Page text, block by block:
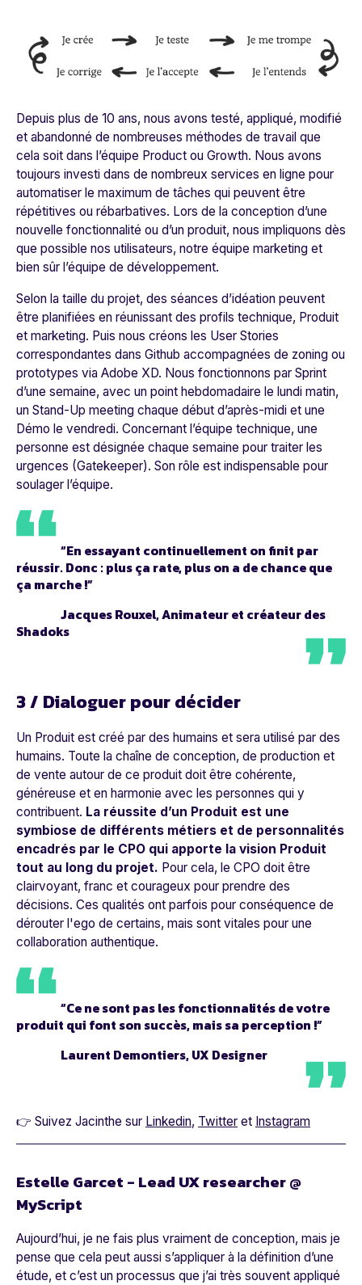
Depuis plus de 10 ans, nous avons testé, appliqué, modifié
et abandonné de nombreuses méthodes de travail que
cela soit dans l’équipe Product ou Growth. Nous avons
toujours investi dans de nombreux services en ligne pour
automatiser le maximum de tâches qui peuvent être
répétitives ou rébarbatives. Lors de la conception d’une
nouvelle fonctionnalité ou d’un produit, nous impliquons dès
que possible nos utilisateurs, notre équipe marketing et
bien sûr l’équipe de développement.
Selon la taille du projet, des séances d’idéation peuvent
être planifiées en réunissant des profils technique, Produit
et marketing. Puis nous créons les User Stories
correspondantes dans Github accompagnées de zoning ou
prototypes via Adobe XD. Nous fonctionnons par Sprint
d’une semaine, avec un point hebdomadaire le lundi matin,
un Stand-Up meeting chaque début d’après-midi et une
Démo le vendredi. Concernant l’équipe technique, une
personne est désignée chaque semaine pour traiter les
urgences (Gatekeeper). Son rôle est indispensable pour
soulager l’équipe.
“En essayant continuellement on finit par
réussir. Donc : plus ça rate, plus on a de chance que
ça marche !”
Jacques Rouxel, Animateur et créateur des
Shadoks
3 / Dialoguer pour décider
Un Produit est créé par des humains et sera utilisé par des
humains. Toute la chaîne de conception, de production et
de vente autour de ce produit doit être cohérente,
généreuse et en harmonie avec les personnes qui y
contribuent. La réussite d’un Produit est une
symbiose de différents métiers et de personnalités
encadrés par le CPO qui apporte la vision Produit
tout au long du projet. Pour cela, le CPO doit être
clairvoyant, franc et courageux pour prendre des
décisions. Ces qualités ont parfois pour conséquence de
dérouter l'ego de certains, mais sont vitales pour une
collaboration authentique.
“Ce ne sont pas les fonctionnalités de votre
produit qui font son succès, mais sa perception !”
Laurent Demontiers, UX Designer
👉 Suivez Jacinthe sur Linkedin, Twitter et Instagram
Estelle Garcet - Lead UX researcher @
MyScript
Aujourd’hui, je ne fais plus vraiment de conception, mais je
pense que cela peut aussi s’appliquer à la définition d’une
étude, et c’est un processus que j’ai très souvent appliqué